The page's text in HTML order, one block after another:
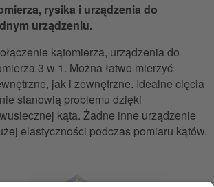
rysika i urządzenia do
urządzeniu.
kątomierza, urządzenia do
3 w 1. Można łatwo mierzyć
jak i zewnętrzne. Idealne cięcia
stanowią problemu dzięki
kąta. Żadne inne urządzenie
elastyczności podczas pomiaru kątów.